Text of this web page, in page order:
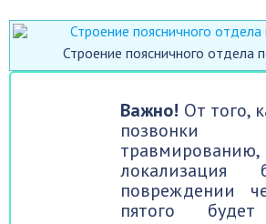
Строение поясничного отдела
Важно! От того,
позвонки
повреждении
пятого